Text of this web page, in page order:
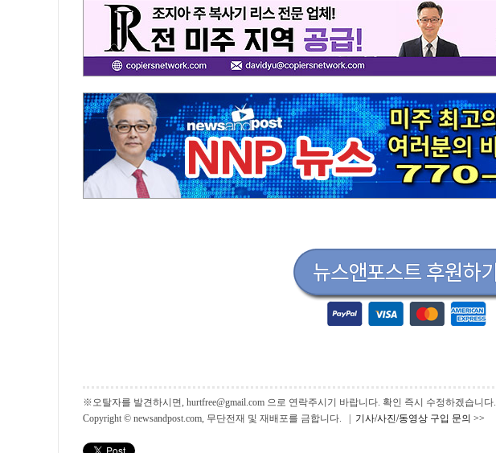
※오탈자를 발견하시면, hurtfree@gmail.com 으로 연락주시기 바랍니다. 확인 즉시 수정하겠습니다.
Copyright © newsandpost.com, 무단전재 및 재배포를 금합니다. | 기사/사진/동영상 구입 문의 >>